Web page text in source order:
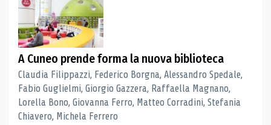
A Cuneo prende forma la nuova biblioteca
Claudia Filippazzi, Federico Borgna, Alessandro Spedale,
Fabio Guglielmi, Giorgio Gazzera, Raffaella Magnano,
Lorella Bono, Giovanna Ferro, Matteo Corradini, Stefania
Chiavero, Michela Ferrero